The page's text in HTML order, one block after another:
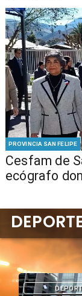
PROVINCIA SAN FELIPE
Cesfam de
ecógrafo